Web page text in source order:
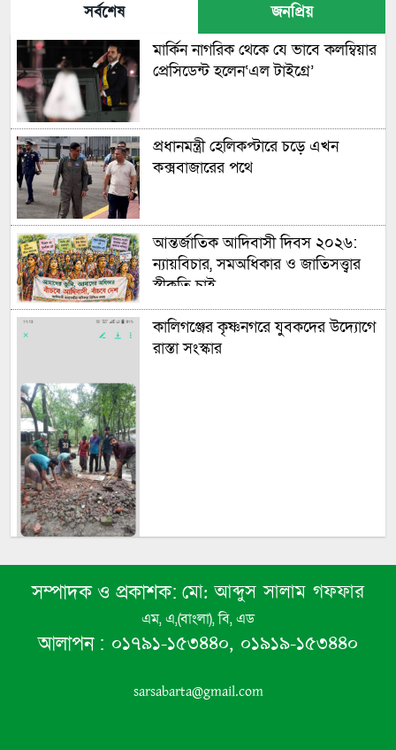
সর্বশেষ জনপ্রিয়
মার্কিন নাগরিক থেকে যে ভাবে কলম্বিয়ার
প্রেসিডেন্ট হলেন‘এল টাইগ্রে’
প্রধানমন্ত্রী হেলিকপ্টারে চড়ে এখন
কক্সবাজারের পথে
আন্তর্জাতিক আদিবাসী দিবস ২০২৬:
ন্যায়বিচার, সমঅধিকার ও জাতিসত্ত্বার
স্বীকৃতি চাই
কালিগঞ্জের কৃষ্ণনগরে যুবকদের উদ্যোগে
রাস্তা সংস্কার
বসুন্দিয়া স্কুল অ্যান্ড কলেজের প্রাক্তন
ছাত্র-ছাত্রী পরিষদের মাসিক সভা অনুষ্ঠিত
সুজনের মাসিক সভায় ৪ গুরুত্বপূর্ণ
সম্পাদক ও প্রকাশক: মো: আব্দুস সালাম গফফার
এম, এ,(বাংলা), বি, এড
আলাপন : ০১৭৯১-১৫৩৪৪০, ০১৯১৯-১৫৩৪৪০
sarsabarta@gmail.com